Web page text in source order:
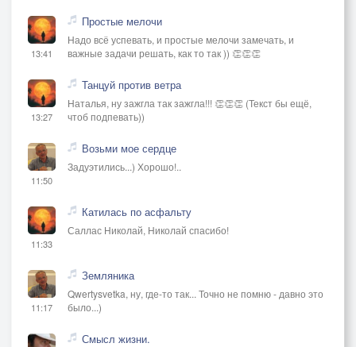
13:41
Простые мелочи
Надо всё успевать, и простые мелочи замечать, и
важные задачи решать, как то так )) 👏👏👏
13:27
Танцуй против ветра
Наталья, ну зажгла так зажгла!!! 👏👏👏 (Текст бы ещё,
чтоб подпевать))
11:50
Возьми мое сердце
Задуэтились...) Хорошо!..
11:33
Катилась по асфальту
Саллас Николай, Николай спасибо!
11:17
Земляника
Qwertysvetka, ну, где-то так... Точно не помню - давно это
было...)
Смысл жизни.